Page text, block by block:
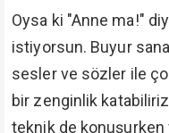
Oysa ki "Anne ma!"
istiyorsun. Buyur
sesler ve sözler ile
bir zenginlik
teknik de